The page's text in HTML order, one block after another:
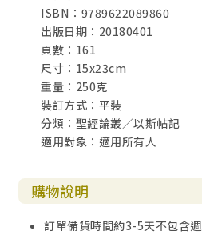
ISBN：9789622089860
出版日期：20180401
頁數：161
尺寸：15x23cm
重量：250克
裝訂方式：平裝
分類：聖經論叢／以斯帖記
適用對象：適用所有人
購物說明
訂單備貨時間約3-5天不包含